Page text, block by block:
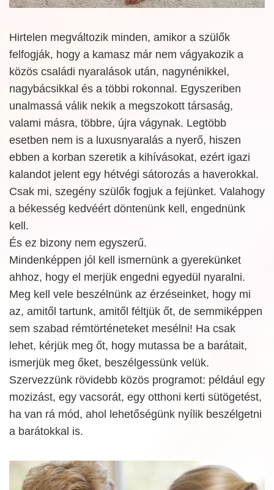
Hirtelen megváltozik minden, amikor a szülők
felfogják, hogy a kamasz már nem vágyakozik a
közös családi nyaralások után, nagynénikkel,
nagybácsikkal és a többi rokonnal. Egyszeriben
unalmassá válik nekik a megszokott társaság,
valami másra, többre, újra vágynak. Legtöbb
esetben nem is a luxusnyaralás a nyerő, hiszen
ebben a korban szeretik a kihívásokat, ezért igazi
kalandot jelent egy hétvégi sátorozás a haverokkal.
Csak mi, szegény szülők fogjuk a fejünket. Valahogy
a békesség kedvéért döntenünk kell, engednünk
kell.
És ez bizony nem egyszerű.
Mindenképpen jól kell ismernünk a gyerekünket
ahhoz, hogy el merjük engedni egyedül nyaralni.
Meg kell vele beszélnünk az érzéseinket, hogy mi
az, amitől tartunk, amitől féltjük őt, de semmiképpen
sem szabad rémtörténeteket mesélni! Ha csak
lehet, kérjük meg őt, hogy mutassa be a barátait,
ismerjük meg őket, beszélgessünk velük.
Szervezzünk rövidebb közös programot: például egy
mozizást, egy vacsorát, egy otthoni kerti sütögetést,
ha van rá mód, ahol lehetőségünk nyílik beszélgetni
a barátokkal is.